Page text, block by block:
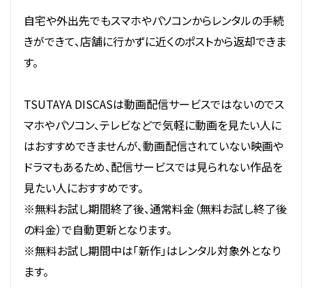
自宅や外出先でもスマホやパソコンからレンタルの手続
きができて、店舗に行かずに近くのポストから返却できま
す。
TSUTAYA DISCASは動画配信サービスではないのでス
マホやパソコン、テレビなどで気軽に動画を見たい人に
はおすすめできませんが、動画配信されていない映画や
ドラマもあるため、配信サービスでは見られない作品を
見たい人におすすめです。
※無料お試し期間終了後、通常料金（無料お試し終了後
の料金）で自動更新となります。
※無料お試し期間中は「新作」はレンタル対象外となり
ます。